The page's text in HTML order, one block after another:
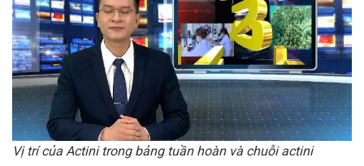
Vị trí của Actini trong bảng tuần hoàn và chuỗi actini